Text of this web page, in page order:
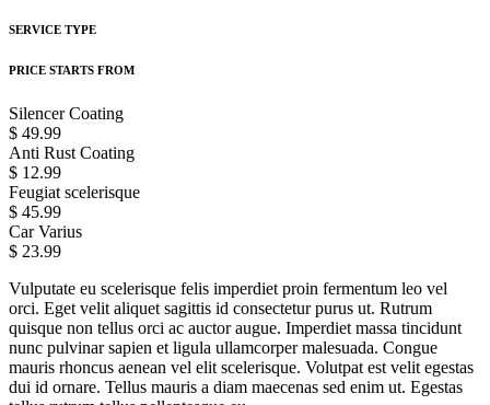
SERVICE TYPE
PRICE STARTS FROM
Silencer Coating
$ 49.99
Anti Rust Coating
$ 12.99
Feugiat scelerisque
$ 45.99
Car Varius
$ 23.99
Vulputate eu scelerisque felis imperdiet proin fermentum leo vel
orci. Eget velit aliquet sagittis id consectetur purus ut. Rutrum
quisque non tellus orci ac auctor augue. Imperdiet massa tincidunt
nunc pulvinar sapien et ligula ullamcorper malesuada. Congue
mauris rhoncus aenean vel elit scelerisque. Volutpat est velit egestas
dui id ornare. Tellus mauris a diam maecenas sed enim ut. Egestas